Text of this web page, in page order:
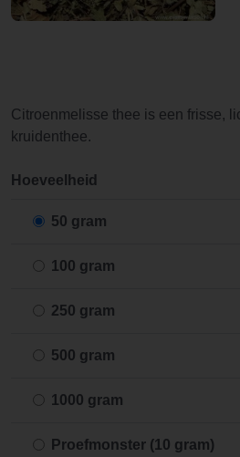
Citroenmelisse thee is een frisse,
kruidenthee.
Hoeveelheid
50 gram
100 gram
250 gram
500 gram
1000 gram
Proefmonster (10 gram)